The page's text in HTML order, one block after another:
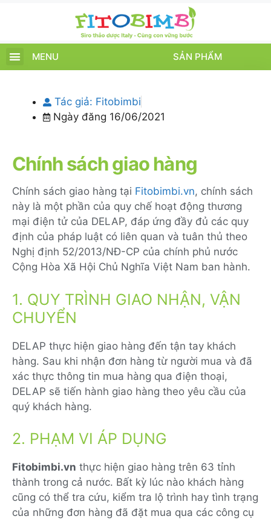
MENU SẢN PHẨM
Tác giả: Fitobimbi
Ngày đăng 16/06/2021
Chính sách giao hàng
Chính sách giao hàng tại Fitobimbi.vn, chính sách
này là một phần của quy chế hoạt động thương
mại điện tử của DELAP, đáp ứng đầy đủ các quy
định của pháp luật có liên quan và tuân thủ theo
Nghị định 52/2013/NĐ-CP của chính phủ nước
Cộng Hòa Xã Hội Chủ Nghĩa Việt Nam ban hành.
1. QUY TRÌNH GIAO NHẬN, VẬN
CHUYỂN
DELAP thực hiện giao hàng đến tận tay khách
hàng. Sau khi nhận đơn hàng từ người mua và đã
xác thực thông tin mua hàng qua điện thoại,
DELAP sẽ tiến hành giao hàng theo yêu cầu của
quý khách hàng.
2. PHẠM VI ÁP DỤNG
Fitobimbi.vn thực hiện giao hàng trên 63 tỉnh
thành trong cả nước. Bất kỳ lúc nào khách hàng
cũng có thể tra cứu, kiểm tra lộ trình hay tình trạng
của những đơn hàng đã đặt mua qua các công cụ